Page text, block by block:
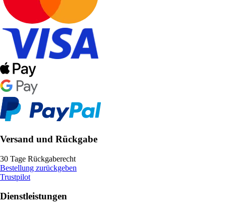
Versand und Rückgabe
30 Tage Rückgaberecht
Bestellung zurückgeben
Trustpilot
Dienstleistungen